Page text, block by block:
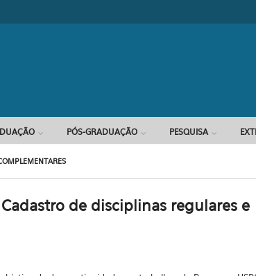
Formulário de busca
PÓS-GRADUAÇÃO PESQUISA
de disciplinas regulares e